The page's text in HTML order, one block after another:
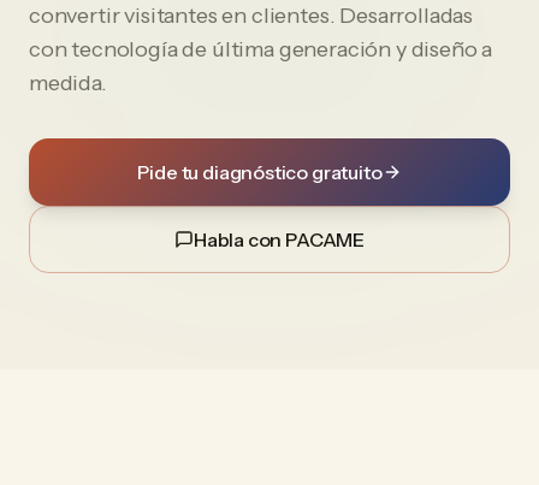
convertir visitantes en clientes. Desarrolladas
con tecnología de última generación y diseño a
medida.
Pide tu diagnóstico gratuito
Habla con PACAME